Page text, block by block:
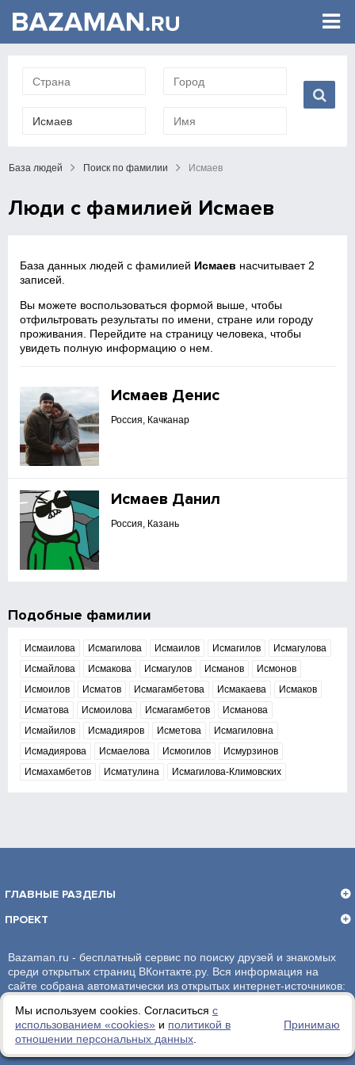
Мы используем cookies. Согласиться с
использованием «сookies» и политикой в
отношении персональных данных
Принимаю
База людей Поиск по фамилии Исмаев
Люди с фамилией Исмаев
База данных людей с фамилией Исмаев насчитывает 2
записей.
Вы можете воспользоваться формой выше, чтобы
отфильтровать результаты по имени, стране или городу
проживания. Перейдите на страницу человека, чтобы
увидеть полную информацию о нем.
Исмаев Денис
Россия, Качканар
Исмаев Данил
Россия, Казань
Подобные фамилии
Исмаилова Исмагилова Исмаилов Исмагилов
Исмагулова
Исмайлова
Исмакова Исмагулов Исманов
Исмонов
Исмоилов
Исматов Исмагамбетова Исмакаева
Исмаков
Исматова
Исмоилова Исмагамбетов
Исманова
Исмайилов
Исмадияров Исметова
Исмагиловна
Исмадиярова
Исмаелова Исмогилов
Исмурзинов
Исмахамбетов
Исматулина Исмагилова-Климовских
ГЛАВНЫЕ РАЗДЕЛЫ
ПРОЕКТ
Bazaman.ru - бесплатный сервис по поиску друзей и знакомых
среди открытых страниц ВКонтакте.ру. Вся информация на
сайте собрана автоматически из открытых интернет-источников:
администрация сайта ответственности не несет.
Политика обработки персональных данных